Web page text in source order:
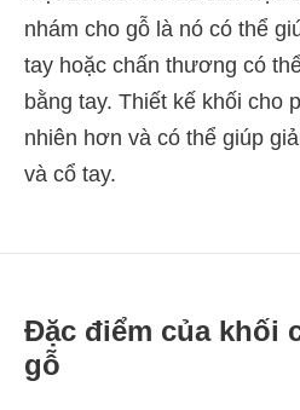
nhám cho gỗ là nó có thể
tay hoặc chấn thương có
bằng tay. Thiết kế khối cho
nhiên hơn và có thể giúp
và cổ tay.
Đặc điểm của khối
gỗ